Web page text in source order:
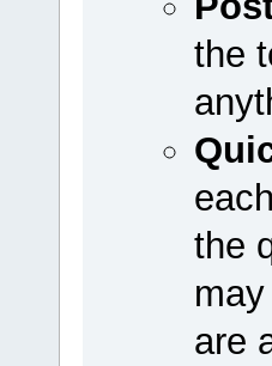
the
the
are